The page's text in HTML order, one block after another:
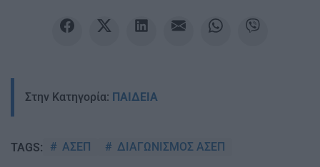
Στην Κατηγορία: ΠΑΙΔΕΙΑ
TAGS: ΑΣΕΠ ΔΙΑΓΩΝΙΣΜΟΣ ΑΣΕΠ